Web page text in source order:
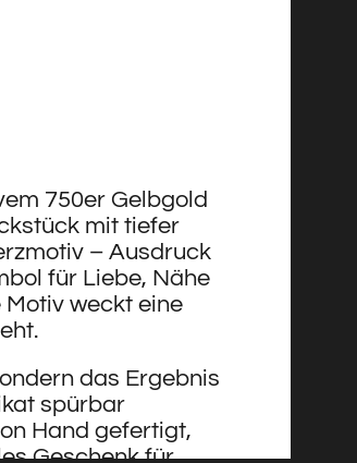
750er Gelbgold
mit tiefer
– Ausdruck
für Liebe, Nähe
weckt eine
das Ergebnis
spürbar
Hand gefertigt,
Geschenk für